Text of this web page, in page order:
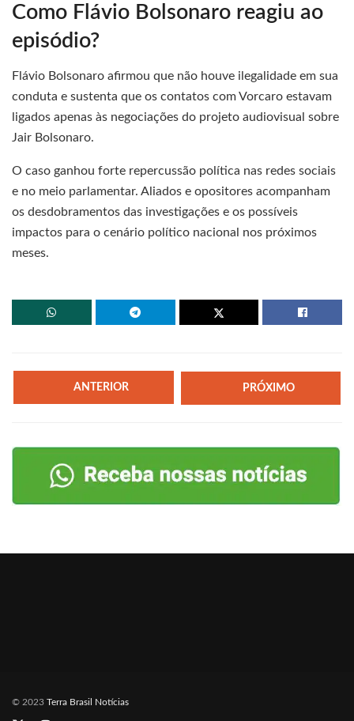
Como Flávio Bolsonaro reagiu ao
episódio?
Flávio Bolsonaro afirmou que não houve ilegalidade em sua
conduta e sustenta que os contatos com Vorcaro estavam
ligados apenas às negociações do projeto audiovisual sobre
Jair Bolsonaro.
O caso ganhou forte repercussão política nas redes sociais
e no meio parlamentar. Aliados e opositores acompanham
os desdobramentos das investigações e os possíveis
impactos para o cenário político nacional nos próximos
meses.
ANTERIOR PRÓXIMO
© 2023 Terra Brasil Notícias